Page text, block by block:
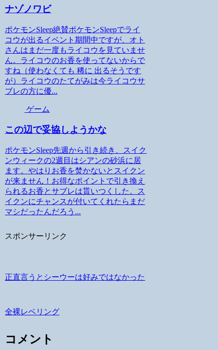
ナゾノワビ
ポケモンSleep絶賛ポケモンSleepでライ
コウが出るイベント期間中ですが、オト
さんはまだ一度もライコウを見ていませ
ん。ライコウのお香を使ってないからで
すね（使わなくても 稀に 出るそうです
が）ライコウのたてがみは今ライコウサ
ブレの方に優...
ゲーム
この辺で妥協しようかな
ポケモンSleep先週から引き続き、スイク
ンウィークの2週目はシアンの砂浜に居
ます。やはりお香を焚かないとスイクン
が来ません！お得なポイントで引き換え
られるお香とサブレは貰いつくした。ス
イクンにチャンスが付いてくれたらまだ
マシだったんだろう...
スポンサーリンク
正直言うとシーウーは好みではなかった
全裸レベリング
コメント